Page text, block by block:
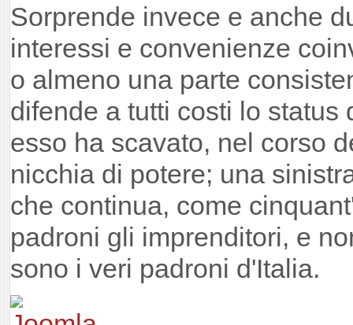
Sorprende invece e anche
interessi e convenienze
o almeno una parte
difende a tutti costi lo status
esso ha scavato, nel corso
nicchia di potere; una
che continua, come
padroni gli imprenditori, e
sono i veri padroni d'Italia.